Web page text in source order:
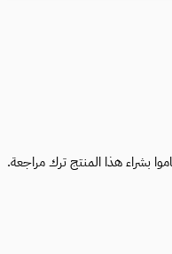
بشراء هذا المنتج ترك مراجعة.